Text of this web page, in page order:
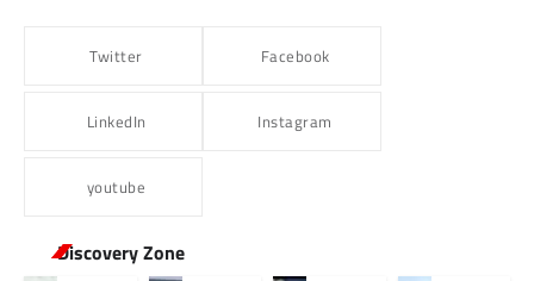
Twitter Facebook
LinkedIn Instagram
youtube
Discovery Zone